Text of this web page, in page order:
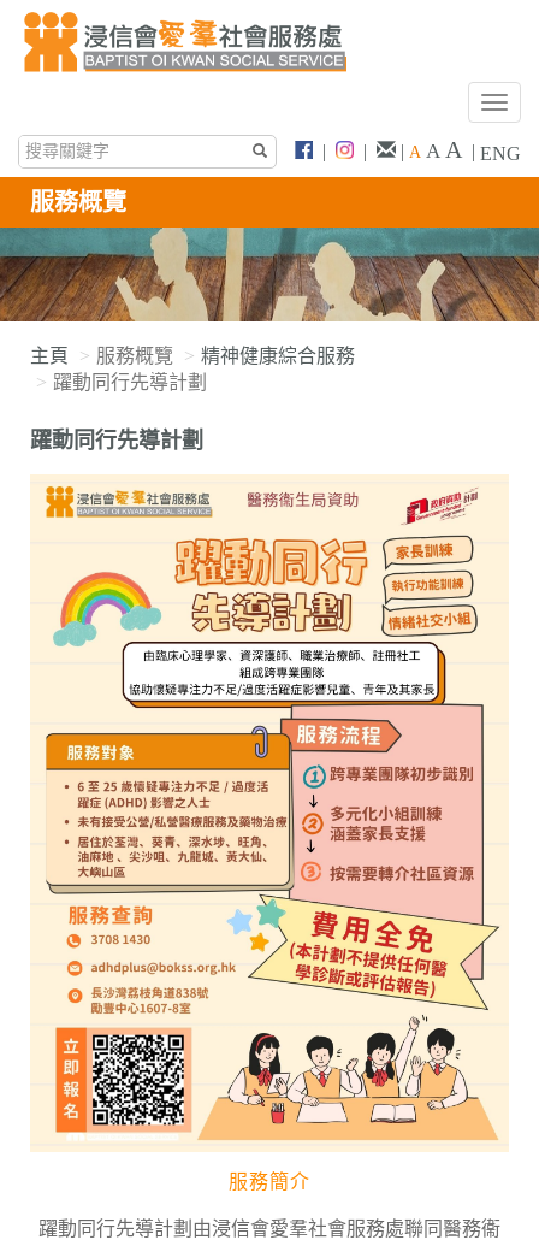
T
g
n
a
v
o
| | | A A A | ENG
服務概覽
主頁 服務概覽
精神健康綜合服務
躍動同行先導計劃
躍動同行先導計劃
服務簡介
躍動同行先導計劃由浸信會愛羣社會服務處聯同醫務衞